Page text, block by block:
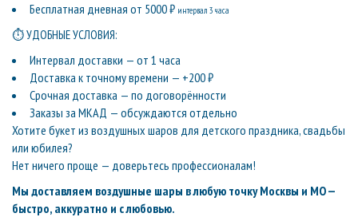
Бесплатная дневная от 5000 ₽ интервал 3 часа
⏱ УДОБНЫЕ УСЛОВИЯ:
Интервал доставки — от 1 часа
Доставка к точному времени — +200 ₽
Срочная доставка — по договорённости
Заказы за МКАД — обсуждаются отдельно
Хотите букет из воздушных шаров для детского праздника, свадьбы
или юбилея?
Нет ничего проще — доверьтесь профессионалам!
Мы доставляем воздушные шары в любую точку Москвы и МО —
быстро, аккуратно и с любовью.